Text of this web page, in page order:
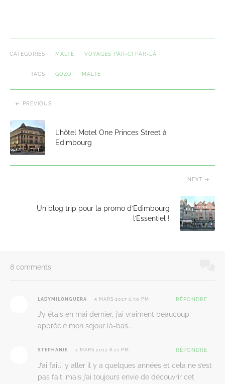
CATEGORIES MALTE VOYAGES PAR-CI PAR-LÀ
TAGS GOZO MALTE
PREVIOUS
L’hôtel Motel One Princes Street à
Edimbourg
NEXT
Un blog trip pour la promo d’Edimbourg
l’Essentiel !
8 comments
LADYMILONGUERA 5 MARS 2017 6:30 PM RÉPONDRE
J’y étais en mai dernier, j’ai vraiment beaucoup
apprécié mon séjour là-bas…
STEPHANIE 7 MARS 2017 6:21 PM RÉPONDRE
J’ai failli y aller il y a quelques années et cela ne s’est
pas fait, mais j’ai toujours envie de découvrir cet